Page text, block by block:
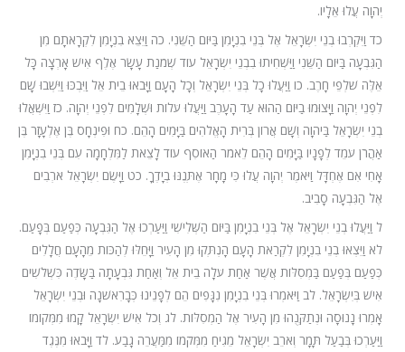
יְהוָה עֲלוּ אֵלָיו.
כד וַיִּקְרְבוּ בְנֵי יִשְׂרָאֵל אֶל בְּנֵי בִנְיָמִן בַּיּוֹם הַשֵּׁנִי. כה וַיֵּצֵא בִנְיָמִן לִקְרָאתָם מִן
הַגִּבְעָה בַּיּוֹם הַשֵּׁנִי וַיַּשְׁחִיתוּ בִבְנֵי יִשְׂרָאֵל עוֹד שְׁמֹנַת עָשָׂר אֶלֶף אִישׁ אָרְצָה כָּל
אֵלֶּה שֹׁלְפֵי חָרֶב. כו וַיַּעֲלוּ כָל בְּנֵי יִשְׂרָאֵל וְכָל הָעָם וַיָּבֹאוּ בֵית אֵל וַיִּבְכּוּ וַיֵּשְׁבוּ שָׁם
לִפְנֵי יְהוָה וַיָּצוּמוּ בַיּוֹם הַהוּא עַד הָעָרֶב וַיַּעֲלוּ עֹלוֹת וּשְׁלָמִים לִפְנֵי יְהוָה. כז וַיִּשְׁאֲלוּ
בְנֵי יִשְׂרָאֵל בַּיהוָה וְשָׁם אֲרוֹן בְּרִית הָאֱלֹהִים בַּיָּמִים הָהֵם. כח וּפִינְחָס בֶּן אֶלְעָזָר בֶּן
אַהֲרֹן עֹמֵד לְפָנָיו בַּיָּמִים הָהֵם לֵאמֹר הַאוֹסִף עוֹד לָצֵאת לַמִּלְחָמָה עִם בְּנֵי בִנְיָמִן
אָחִי אִם אֶחְדָּל וַיֹּאמֶר יְהוָה עֲלוּ כִּי מָחָר אֶתְּנֶנּוּ בְיָדֶךָ. כט וַיָּשֶׂם יִשְׂרָאֵל אֹרְבִים
אֶל הַגִּבְעָה סָבִיב.
ל וַיַּעֲלוּ בְנֵי יִשְׂרָאֵל אֶל בְּנֵי בִנְיָמִן בַּיּוֹם הַשְּׁלִישִׁי וַיַּעַרְכוּ אֶל הַגִּבְעָה כְּפַעַם בְּפָעַם.
לא וַיֵּצְאוּ בְנֵי בִנְיָמִן לִקְרַאת הָעָם הָנְתְּקוּ מִן הָעִיר וַיָּחֵלּוּ לְהַכּוֹת מֵהָעָם חֲלָלִים
כְּפַעַם בְּפַעַם בַּמְסִלּוֹת אֲשֶׁר אַחַת עֹלָה בֵית אֵל וְאַחַת גִּבְעָתָה בַּשָּׂדֶה כִּשְׁלֹשִׁים
אִישׁ בְּיִשְׂרָאֵל. לב וַיֹּאמְרוּ בְּנֵי בִנְיָמִן נִגָּפִים הֵם לְפָנֵינוּ כְּבָרִאשֹׁנָה וּבְנֵי יִשְׂרָאֵל
אָמְרוּ נָנוּסָה וּנְתַקְּנֻהוּ מִן הָעִיר אֶל הַמְסִלּוֹת. לג וְכֹל אִישׁ יִשְׂרָאֵל קָמוּ מִמְּקוֹמוֹ
וַיַּעַרְכוּ בְּבַעַל תָּמָר וְאֹרֵב יִשְׂרָאֵל מֵגִיחַ מִמְּקֹמוֹ מִמַּעֲרֵה גָבַע. לד וַיָּבֹאוּ מִנֶּגֶד